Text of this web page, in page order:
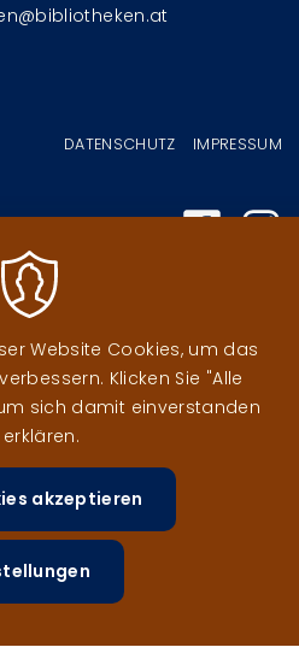
DATENSCHUTZ IMPRESSUM
Image
Website Cookies, um das
Klicken Sie "Alle
sich damit einverstanden
erklären.
akzeptieren